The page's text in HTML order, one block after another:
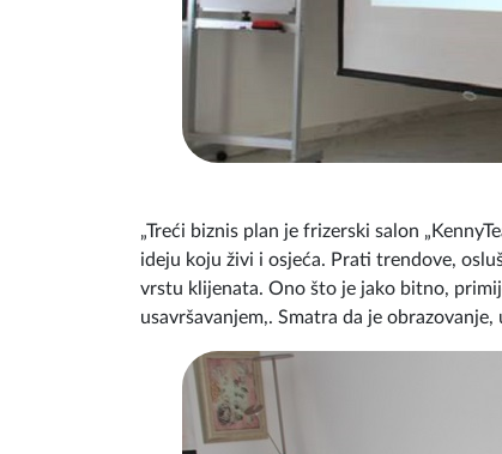
„Treći biznis plan je frizerski salon
ideju koju živi i osjeća. Prati trendove,
vrstu klijenata. Ono što je jako bitno,
usavršavanjem,. Smatra da je